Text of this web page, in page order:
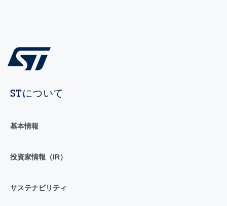
STについて
基本情報
投資家情報（IR）
サステナビリティ